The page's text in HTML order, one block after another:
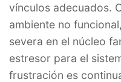
vínculos adecuados.
ambiente no
severa en el núcleo
estresor para el
frustración es